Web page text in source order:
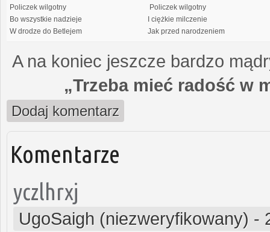
Policzek wilgotny
Bo wszystkie nadzieje
W drodze do Betlejem
Policzek wilgotny
I ciężkie milczenie
Jak przed narodzeniem
A na koniec jeszcze bardzo
„Trzeba mieć radość w
Dodaj komentarz
Komentarze
yczlhrxj
UgoSaigh (niezweryfikowany) -